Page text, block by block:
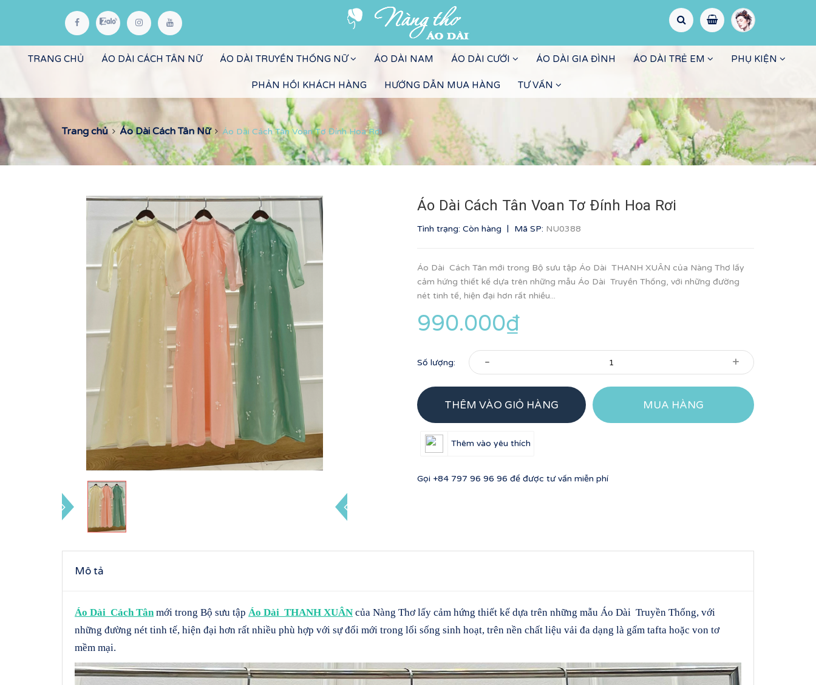
TRANG CHỦ ÁO DÀI CÁCH TÂN NỮ ÁO DÀI TRUYỀN THỐNG NỮ ÁO DÀI NAM ÁO DÀI CƯỚI ÁO DÀI GIA ĐÌNH ÁO DÀI TRẺ EM PHỤ KIỆN
PHẢN HỒI KHÁCH HÀNG HƯỚNG DẪN MUA HÀNG TƯ VẤN
Trang chủ Áo Dài Cách Tân Nữ Áo Dài Cách Tân Voan Tơ Đính Hoa Rơi
Áo Dài Cách Tân Voan Tơ Đính Hoa Rơi
Tình trạng: Còn hàng | Mã SP: NU0388
Áo Dài Cách Tân mới trong Bộ sưu tập Áo Dài THANH XUÂN của Nàng Thơ lấy
cảm hứng thiết kế dựa trên những mẫu Áo Dài Truyền Thống, với những đường
nét tinh tế, hiện đại hơn rất nhiều...
990.000₫
Số lượng: - +
THÊM VÀO GIỎ HÀNG MUA HÀNG
Thêm vào yêu thích
Gọi +84 797 96 96 96 để được tư vấn miễn phí
Mô tả
Áo Dài Cách Tân mới trong Bộ sưu tập Áo Dài THANH XUÂN của Nàng Thơ lấy cảm hứng thiết kế dựa trên những mẫu Áo Dài Truyền Thống, với
những đường nét tinh tế, hiện đại hơn rất nhiều phù hợp với sự đổi mới trong lối sống sinh hoạt, trên nền chất liệu vải đa dạng là gấm tafta hoặc von tơ
mềm mại.